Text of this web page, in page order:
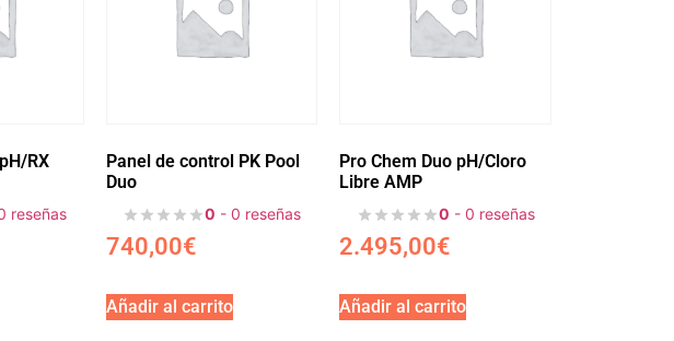
RX
reseñas
Panel de control PK Pool
Duo
0 - 0 reseñas
740,00€
Añadir al carrito
Pro Chem Duo pH/Cloro
Libre AMP
0 - 0 reseñas
2.495,00€
Añadir al carrito